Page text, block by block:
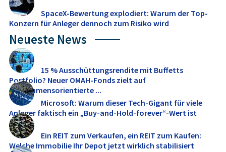
SpaceX-Bewertung explodiert: Warum der Top-
Konzern für Anleger dennoch zum Risiko wird
Neueste News
15 % Ausschüttungsrendite mit Buffetts
Portfolio? Neuer OMAH-Fonds zielt auf
einkommensorientierte ...
Microsoft: Warum dieser Tech-Gigant für viele
Anleger faktisch ein „Buy-and-Hold-forever“-Wert ist
Ein REIT zum Verkaufen, ein REIT zum Kaufen:
Welche Immobilie Ihr Depot jetzt wirklich stabilisiert